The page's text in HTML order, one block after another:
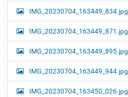
IMG_20230704_163449_834.jpg
IMG_20230704_163449_871.jpg
IMG_20230704_163449_895.jpg
IMG_20230704_163449_944.jpg
IMG_20230704_163450_026.jpg